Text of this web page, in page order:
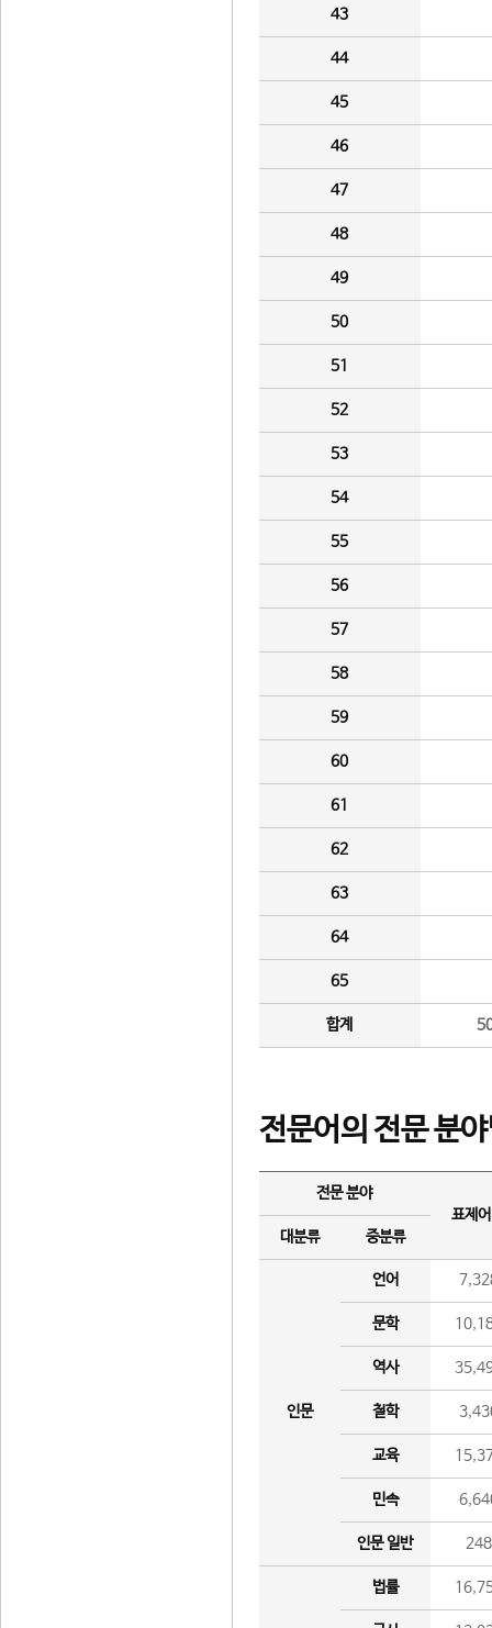
43
44
45
46
47
48
49
50
51
52
53
54
55
56
57
58
59
60
61
62
63
64
65
합계
전문어의 전문 분
전문 분야
표제
대분류
중분류
인문
언어
문학
역사
철학
교육
민속
인문 일반 248
법률